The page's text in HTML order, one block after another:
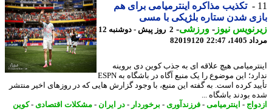
تکذیب مذاکره اینترمیامی برای هم
شدن ستاره بلژیکی با مسی
نیوز-ورزشی-
2 روز پیش - دوشنبه 12
22:47
82019120
هیچ علاقه ای به جذب کوین دی بروینه
ندارد؛ این موضوع را یک منبع آگاه در باشگاه به ESPN
کرده است. به گفته این منبع، با وجود گزارش هایی که در روزهای اخیر منتشر
بودند باشگاه ...
-اینترمیامی-فرزندآوری - برخوردار-در ایران - مشکلات اقتصادی-کوین